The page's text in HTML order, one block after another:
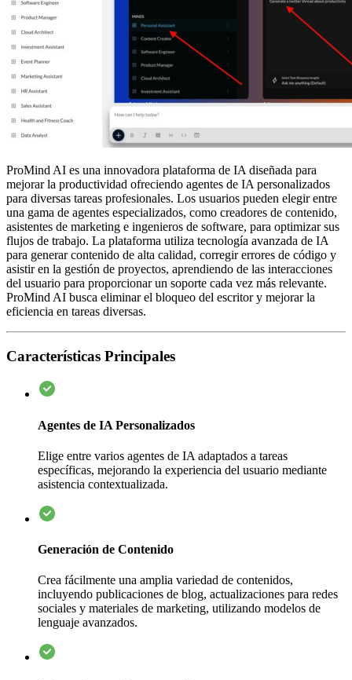
ProMind AI es una innovadora plataforma de IA diseñada para
mejorar la productividad ofreciendo agentes de IA personalizados
para diversas tareas profesionales. Los usuarios pueden elegir entre
una gama de agentes especializados, como creadores de contenido,
asistentes de marketing e ingenieros de software, para optimizar sus
flujos de trabajo. La plataforma utiliza tecnología avanzada de IA
para generar contenido de alta calidad, corregir errores de código y
asistir en la gestión de proyectos, aprendiendo de las interacciones
del usuario para proporcionar un soporte cada vez más relevante.
ProMind AI busca eliminar el bloqueo del escritor y mejorar la
eficiencia en tareas diversas.
Características Principales
Agentes de IA Personalizados
Elige entre varios agentes de IA adaptados a tareas
específicas, mejorando la experiencia del usuario mediante
asistencia contextualizada.
Generación de Contenido
Crea fácilmente una amplia variedad de contenidos,
incluyendo publicaciones de blog, actualizaciones para redes
sociales y materiales de marketing, utilizando modelos de
lenguaje avanzados.